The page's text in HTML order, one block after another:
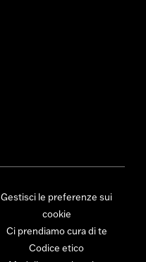
Gestisci le preferenze sui
cookie
Ci prendiamo cura di te
Codice etico